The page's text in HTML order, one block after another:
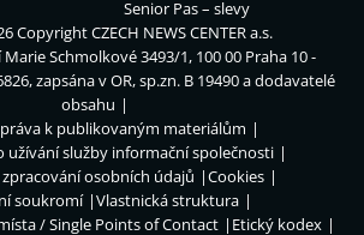
Senior Pas – slevy
CopyrightCZECH NEWS CENTER a.s.
Schmolkové 3493/1, 100 00 Praha 10 -
zapsána v OR, sp.zn. B 19490 a dodavatelé
obsahu
k publikovaným materiálům
užívání služby informační společnosti
osobních údajů
Cookies
soukromí
Vlastnická struktura
/ Single Points of Contact
Etický kodex